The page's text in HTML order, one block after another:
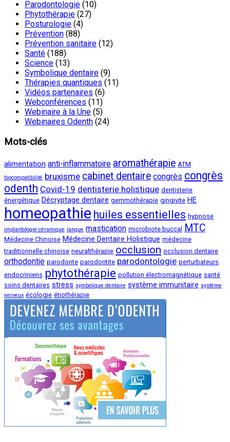
Parodontologie (10)
Phytothérapie (27)
Posturologie (4)
Prévention (88)
Prévention sanitaire (12)
Santé (188)
Science (13)
Symbolique dentaire (9)
Thérapies quantiques (11)
Vidéos partenaires (6)
Webconférences (11)
Webinaire à la Une (5)
Webinaires Odenth (24)
Mots-clés
alimentation anti-inflammatoire aromathérapie ATM
biocompatibilité bruxisme cabinet dentaire congrès congrès
odenth Covid-19 dentisterie holistique dentisterie
énergétique Décryptage dentaire gemmothérapie gingivite HE
homeopathie huiles essentielles hypnose
implantologie céramique langue mastication microbiote buccal MTC
Médecine Chinoise Médecine Dentaire Holistique médecine
traditionnelle chinoise neuralthérapie occlusion occlusion dentaire
orthodontie parodonte parodontite parodontologie perturbateurs
endocriniens phytothérapie pollution électromagnétique santé
soins dentaires stress symbolique dentaire système immunitaire système
nerveux écologie étiothérapie